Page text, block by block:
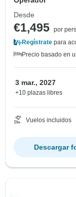
Desde
€1,495 por
Regístrate para
Precio basado en
3 mar., 2027
+10 plazas libres
Vuelos incluidos
Descargar